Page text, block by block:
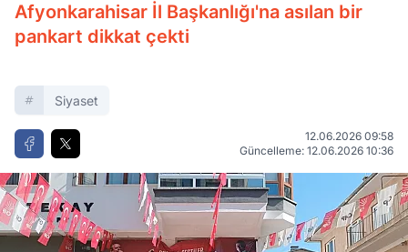
Afyonkarahisar İl Başkanlığı'na asılan bir
pankart dikkat çekti
Siyaset
12.06.2026 09:58
Güncelleme: 12.06.2026 10:36